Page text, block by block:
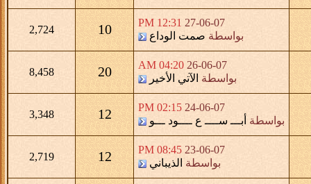
27-06-07
12:31 PM
بواسطة صمت الوداع 10
2,724
26-06-07
04:20 AM
بواسطة الآتي الأخير 20
8,458
24-06-07
02:15 PM
بواسطة أبـــ ســــ ع ــــود ـــو 12
3,348
23-06-07
08:45 PM
بواسطة الذيباني 12
2,719